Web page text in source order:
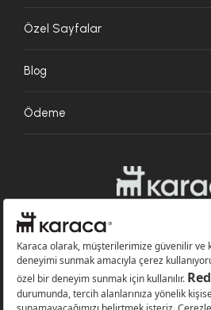
Özel Sayfalar
Blog
Ödeme
Websitesinde kullanılan bazı görseller